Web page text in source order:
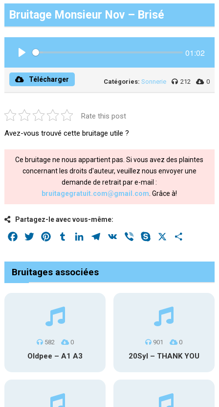
Bruitage Monsieur Nov – Brisé
01:02
Télécharger Catégories: Sonnerie 212 0
Rate this post
Avez-vous trouvé cette bruitage utile ?
Ce bruitage ne nous appartient pas. Si vous avez des plaintes
concernant les droits d'auteur, veuillez nous envoyer une
demande de retrait par e-mail :
bruitagegratuit.com@gmail.com . Grâce à!
Partagez-le avec vous-même:
Facebook
Twitter PinterestTumblrLinkedInTelegram
VK Viber Skype
Bruitages associées
582 0
Oldpee – A1 A3
901 0
20Syl – THANK YOU